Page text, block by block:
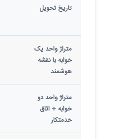
تاریخ تحویل
متراژ واحد یک‌
خوابه با نقشه
هوشمند
متراژ واحد دو
خوابه + اتاق
خدمتکار